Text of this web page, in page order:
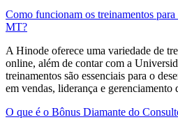
Como funcionam os treinamentos
MT?
A Hinode oferece uma variedade de
online, além de contar com a
treinamentos são essenciais para o
em vendas, liderança e gerenciamento
O que é o Bônus Diamante do